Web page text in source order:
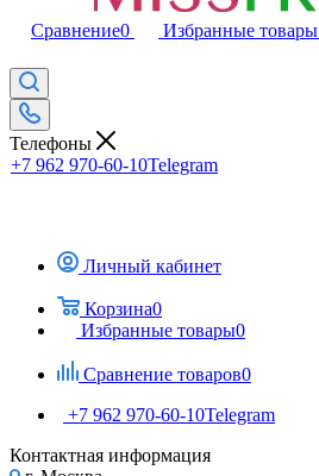
Сравнение0 Избранные товары
Телефоны
+7 962 970-60-10Telegram
Личный кабинет
Корзина0
Избранные товары0
Сравнение товаров0
+7 962 970-60-10Telegram
Контактная информация